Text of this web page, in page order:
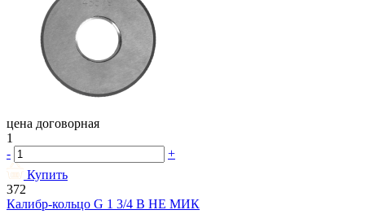
цена договорная
1
-
+
Купить
372
Калибр-кольцо G 1 3/4 В НЕ МИК